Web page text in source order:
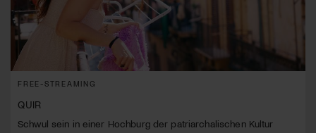
FREE-STREAMING
QUIR
Schwul sein in einer Hochburg der patriarchalischen Kultur